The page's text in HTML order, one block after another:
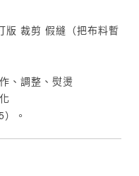
版 裁剪 假縫（把布料暫
、調整、熨燙
。